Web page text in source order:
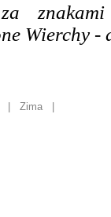
Wierchy -
Zima